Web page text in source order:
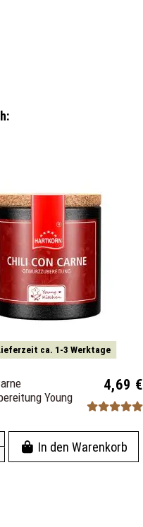
ca. 1-3 Werktage
Young
4,69 €
In den Warenkorb